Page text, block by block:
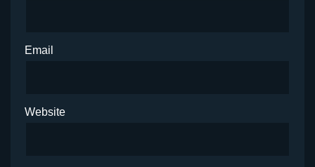
Email
Website